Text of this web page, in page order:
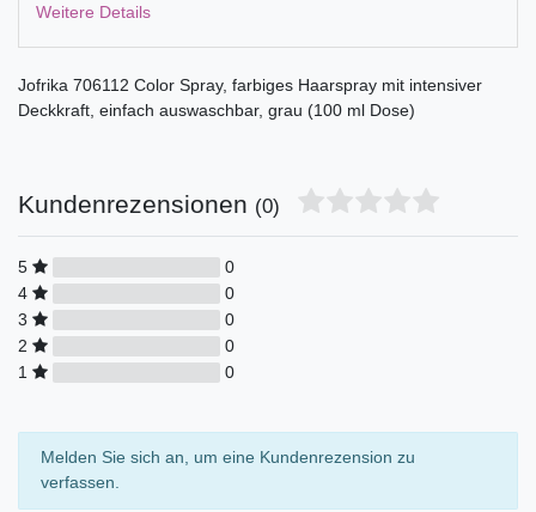
Weitere Details
Jofrika 706112 Color Spray, farbiges Haarspray mit intensiver
Deckkraft, einfach auswaschbar, grau (100 ml Dose)
Kundenrezensionen (0)
5
0
4
0
3
0
2
0
1
0
Melden Sie sich an, um eine Kundenrezension zu
verfassen.